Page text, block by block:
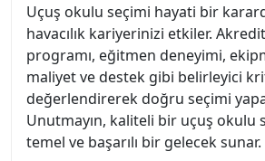
Uçuş okulu seçimi hayati bir
havacılık kariyerinizi etkiler.
programı, eğitmen deneyimi,
maliyet ve destek gibi belirleyici
değerlendirerek doğru seçimi
Unutmayın, kaliteli bir uçuş okulu
temel ve başarılı bir gelecek sunar.